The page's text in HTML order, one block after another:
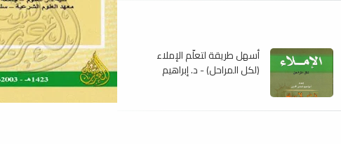
أسهل طريقة لتعلّم الإملاء
(لكل المراحل) - د. إبراهيم